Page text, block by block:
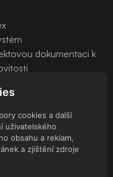
cookies a další
uživatelského
obsahu a reklam,
a zjištění zdroje
dokumentaci k
práva vyhrazena